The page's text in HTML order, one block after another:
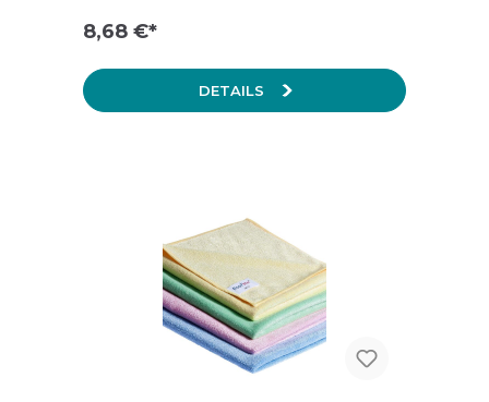
8,68 €*
DETAILS